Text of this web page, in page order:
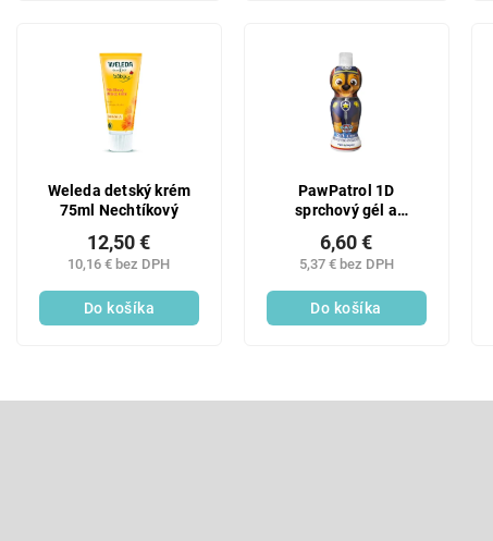
Weleda detský krém
75ml Nechtíkový
10,16 € bez DPH
12,50 €
Do košíka
PawPatrol 1D
sprchový gél a
5,37 € bez DPH
6,60 €
Do košíka